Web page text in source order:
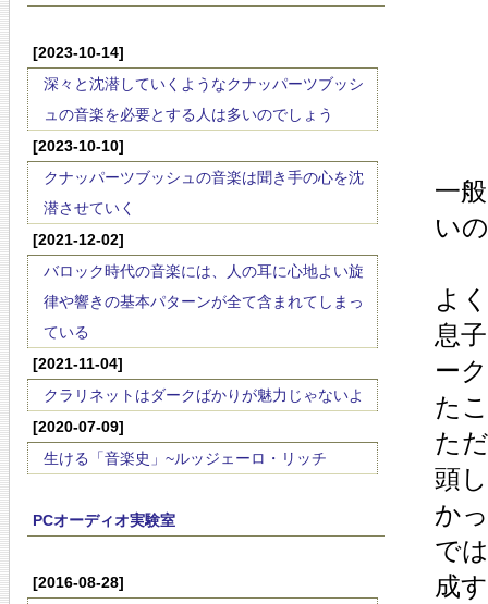
[2023-10-14]
深々と沈潜していくようなクナッパーツブッシ
ュの音楽を必要とする人は多いのでしょう
[2023-10-10]
クナッパーツブッシュの音楽は聞き手の心を沈
潜させていく
[2021-12-02]
バロック時代の音楽には、人の耳に心地よい旋
律や響きの基本パターンが全て含まれてしまっ
ている
[2021-11-04]
クラリネットはダークばかりが魅力じゃないよ
[2020-07-09]
生ける「音楽史」~ルッジェーロ・リッチ
PCオーディオ実験室
[2016-08-28]
一
い
よ
息
ー
た
た
頭
か
で
成